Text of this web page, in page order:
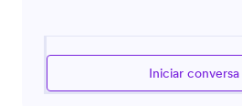
supervisão de ativos corporativos,
oferece orientação qualificada
Iniciar conversa